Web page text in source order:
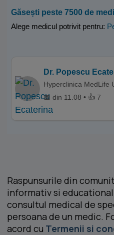
Găsești peste 7500 de
Alege medicul potrivit pentru:
Dr. Popescu
Hyperclinica MedLife
📅 din 11.08 • 👍 7
Raspunsurile din
informativ si
consultul medical de
persoana de un medic.
acord cu Termenii si